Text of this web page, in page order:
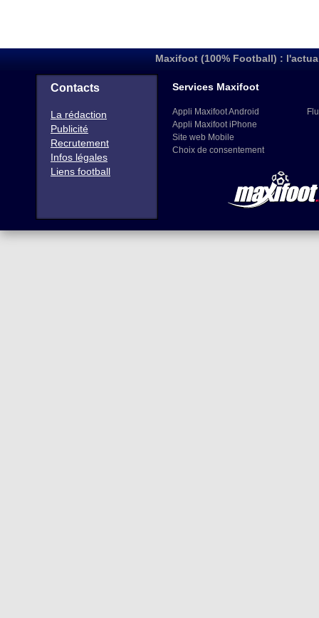
Maxifoot (100% Football) :
Contacts
La rédaction
Publicité
Recrutement
Infos légales
Liens football
Services Maxifoot
Appli Maxifoot Android
Appli Maxifoot iPhone
Site web Mobile
Choix de consentement